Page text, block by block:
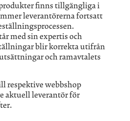
finns tillgängliga i
leverantörerna fortsatt
med sin expertis och
blir korrekta utifrån
och ramavtalets
respektive webbshop
aktuell leverantör för